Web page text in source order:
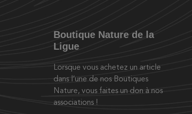
Boutique Nature de la
Ligue
Lorsque vous achetez un article
dans l’une de nos Boutiques
Nature, vous faites un don à nos
associations !